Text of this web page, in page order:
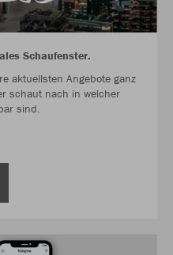
Schaufenster.
aktuellsten Angebote ganz
schaut nach in welcher
sind.